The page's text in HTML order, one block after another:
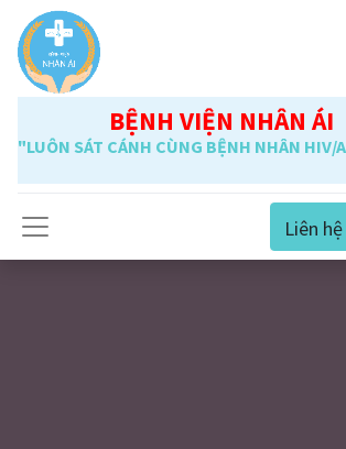
BỆNH VIỆN NHÂN ÁI
"LUÔN SÁT CÁNH CÙNG BỆNH NHÂN HIV/
Liên